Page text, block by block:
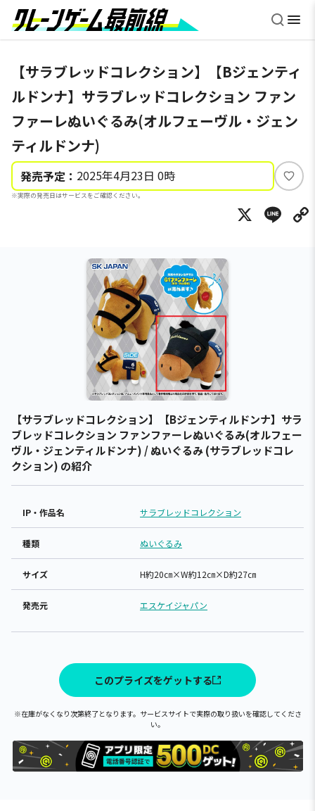
【サラブレッドコレクション】【Bジェンティ
ルドンナ】サラブレッドコレクション ファン
ファーレぬいぐるみ(オルフェーヴル・ジェン
ティルドンナ)
発売予定： 2025年4月23日 0時
※実際の発売日はサービスをご確認ください。
い
ね
X
【サラブレッドコレクション】【Bジェンティルドンナ】サラ
ブレッドコレクション ファンファーレぬいぐるみ(オルフェー
ヴル・ジェンティルドンナ) / ぬいぐるみ (サラブレッドコレ
クション) の紹介
IP・作品名 サラブレッドコレクション
種類 ぬいぐるみ
サイズ H約20㎝×W約12㎝×D約27㎝
発売元 エスケイジャパン
このプライズをゲットする
※在庫がなくなり次第終了となります。サービスサイトで実際の取り扱いを確認してくださ
い。